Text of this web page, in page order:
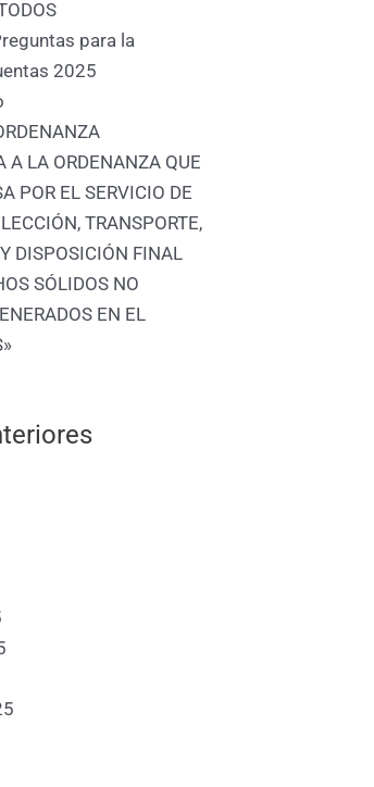
para la
2025
A LA ORDENANZA QUE
POR EL SERVICIO DE
TRANSPORTE,
DISPOSICIÓN FINAL
SÓLIDOS NO
EN EL